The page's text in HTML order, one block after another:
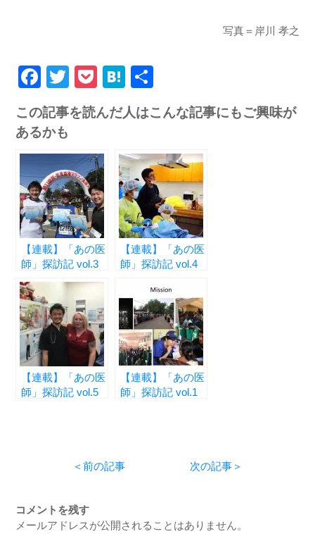
写真＝岸川 孝之
Facebook
Twitter
PocketHatena
有
この記事を読んだ人はこんな記事にもご興味が
あるかも
【連載】「あの医
師」探訪記 vol.3
生―
【連載】「あの医
師」探訪記 vol.4
【連載】「あの医
師」探訪記 vol.5
【連載】「あの医
師」探訪記 vol.1
＜前の記事 次の記事＞
コメントを残す
メールアドレスが公開されることはありません。